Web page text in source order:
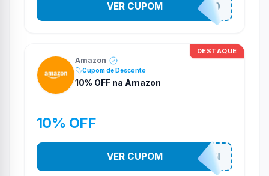
CURTEAPROMO
VER CUPOM
DESTAQUE
Amazon
Cupom de Desconto
10% OFF na Amazon
10% OFF
SOAMAZON
VER CUPOM